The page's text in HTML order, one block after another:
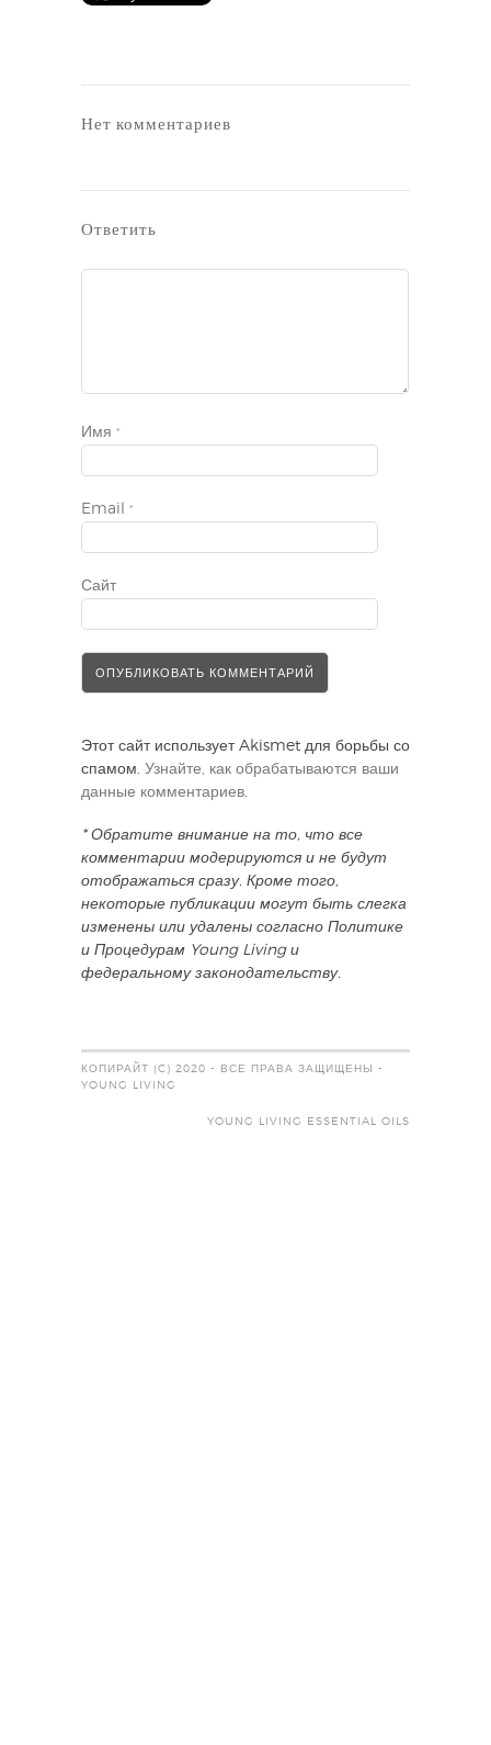
Нет комментариев
Ответить
Имя *
Email *
Сайт
Этот сайт использует Akismet для борьбы со
спамом. Узнайте, как обрабатываются ваши
данные комментариев
* Обратите внимание на то, что все
комментарии модерируются и не будут
отображаться сразу. Кроме того,
некоторые публикации могут быть слегка
изменены или удалены согласно Политике
и Процедурам Young Living и
федеральному законодательству.
КОПИРАЙТ (C) 2020 - ВСЕ ПРАВА ЗАЩИЩЕНЫ -
YOUNG LIVING
YOUNG LIVING ESSENTIAL OILS